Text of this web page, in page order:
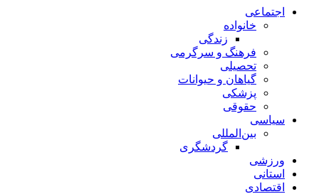
اجتماعی
خانواده
زندگی
فرهنگ و سرگرمی
تحصیلی
گیاهان و حیوانات
پزشکی
حقوقی
سیاسی
بین‌المللی
گردشگری
ورزشی
استانی
اقتصادی